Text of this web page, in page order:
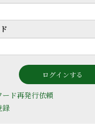
ード再発行依頼
録